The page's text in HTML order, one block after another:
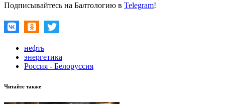
Подписывайтесь на Балтологию в Telegram!
нефть
энергетика
Россия - Белоруссия
Читайте также